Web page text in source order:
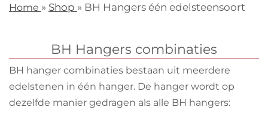
Home » Shop » BH Hangers één edelsteensoort
BH Hangers combinaties
BH hanger combinaties bestaan uit meerdere
edelstenen in één hanger. De hanger wordt op
dezelfde manier gedragen als alle BH hangers: